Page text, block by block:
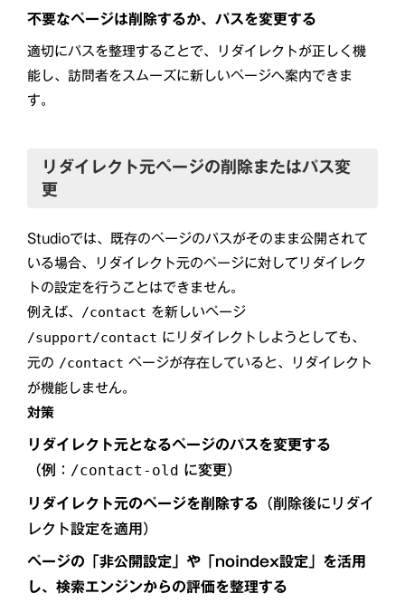
不要なページは削除するか、パスを変更する
適切にパスを整理することで、リダイレクトが正しく機
能し、訪問者をスムーズに新しいページへ案内できま
す。
リダイレクト元ページの削除またはパス変
更
Studioでは、既存のページのパスがそのまま公開されて
いる場合、リダイレクト元のページに対してリダイレク
トの設定を行うことはできません。
例えば、
/contact を新しいページ
/support/contact にリダイレクトしようとしても、
元の /contact ページが存在していると、リダイレクト
が機能しません。
対策
リダイレクト元となるページのパスを変更する
（例： /contact-old に変更）
リダイレクト元のページを削除する （削除後にリダイ
レクト設定を適用）
ページの「非公開設定」や「noindex設定」を活用
し、検索エンジンからの評価を整理する